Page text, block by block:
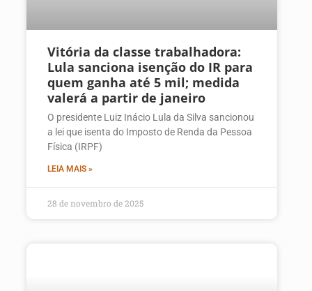
Vitória da classe trabalhadora:
Lula sanciona isenção do IR para
quem ganha até 5 mil; medida
valerá a partir de janeiro
O presidente Luiz Inácio Lula da Silva sancionou
a lei que isenta do Imposto de Renda da Pessoa
Física (IRPF)
LEIA MAIS »
28 de novembro de 2025